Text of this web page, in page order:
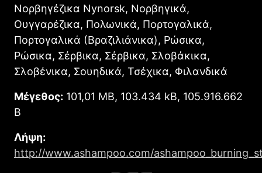
Νορβηγέζικα Nynorsk, Νορβηγικά,
Ουγγαρέζικα, Πολωνικά, Πορτογαλικά,
Πορτογαλικά (Βραζιλιάνικα), Ρώσικα,
Ρώσικα, Σέρβικα, Σέρβικα, Σλοβάκικα,
Σλοβένικα, Σουηδικά, Τσέχικα, Φιλανδικά
Μέγεθος: 101,01 MB, 103.434 kB, 105.916.662
B
Λήψη:
http://www.ashampoo.com/